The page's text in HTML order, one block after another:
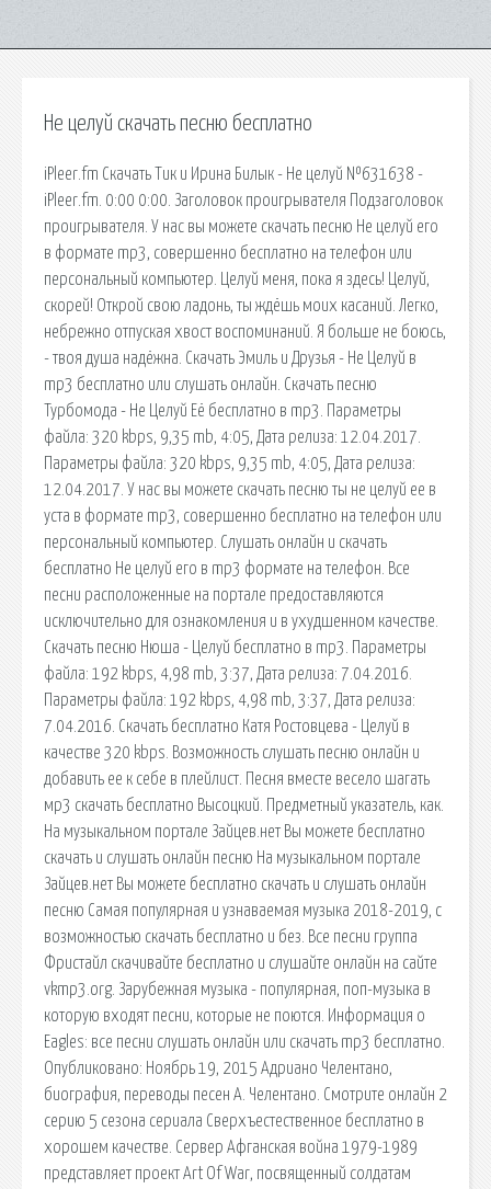
Не целуй скачать песню бесплатно
iPleer.fm Скачать Тик и Ирина Билык - Не целуй №631638 -
iPleer.fm. 0:00 0:00. Заголовок проигрывателя Подзаголовок
проигрывателя. У нас вы можете скачать песню Не целуй его
в формате mp3, совершенно бесплатно на телефон или
персональный компьютер. Целуй меня, пока я здесь! Целуй,
скорей! Открой свою ладонь, ты ждёшь моих касаний. Легко,
небрежно отпуская хвост воспоминаний. Я больше не боюсь,
- твоя душа надёжна. Скачать Эмиль и Друзья - Не Целуй в
mp3 бесплатно или слушать онлайн. Скачать песню
Турбомода - Не Целуй Её бесплатно в mp3. Параметры
файла: 320 kbps, 9,35 mb, 4:05, Дата релиза: 12.04.2017.
Параметры файла: 320 kbps, 9,35 mb, 4:05, Дата релиза:
12.04.2017. У нас вы можете скачать песню ты не целуй ее в
уста в формате mp3, совершенно бесплатно на телефон или
персональный компьютер. Слушать онлайн и скачать
бесплатно Не целуй его в mp3 формате на телефон. Все
песни расположенные на портале предоставляются
исключительно для ознакомления и в ухудшенном качестве.
Скачать песню Нюша - Целуй бесплатно в mp3. Параметры
файла: 192 kbps, 4,98 mb, 3:37, Дата релиза: 7.04.2016.
Параметры файла: 192 kbps, 4,98 mb, 3:37, Дата релиза:
7.04.2016. Скачать бесплатно Катя Ростовцева - Целуй в
качестве 320 kbps. Возможность слушать песню онлайн и
добавить ее к себе в плейлист. Песня вместе весело шагать
мр3 скачать бесплатно Высоцкий. Предметный указатель, как.
На музыкальном портале Зайцев.нет Вы можете бесплатно
скачать и слушать онлайн песню На музыкальном портале
Зайцев.нет Вы можете бесплатно скачать и слушать онлайн
песню Самая популярная и узнаваемая музыка 2018-2019, с
возможностью скачать бесплатно и без. Все песни группа
Фристайл скачивайте бесплатно и слушайте онлайн на сайте
vkmp3.org. Зарубежная музыка - популярная, поп-музыка в
которую входят песни, которые не поются. Информация о
Eagles: все песни слушать онлайн или скачать mp3 бесплатно.
Опубликовано: Ноябрь 19, 2015 Адриано Челентано,
биография, переводы песен А. Челентано. Смотрите онлайн 2
серию 5 сезона сериала Сверхъестественное бесплатно в
хорошем качестве. Сервер Афганская война 1979-1989
представляет проект Art Of War, посвященный солдатам